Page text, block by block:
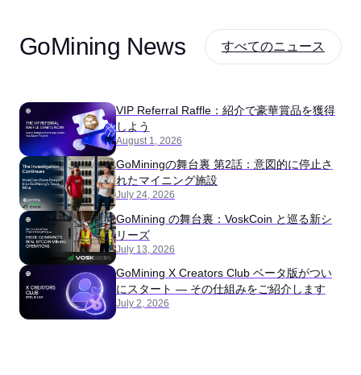
GoMining News すべてのニュース
VIP Referral Raffle：紹介で豪華賞品を獲得
しよう
August 1, 2026
GoMiningの舞台裏 第2話：意図的に停止さ
れたマイニング施設
July 24, 2026
GoMining の舞台裏：VoskCoin と巡る新シ
リーズ
July 13, 2026
GoMining X Creators Club ベータ版がつい
にスタート ― その仕組みをご紹介します
July 2, 2026